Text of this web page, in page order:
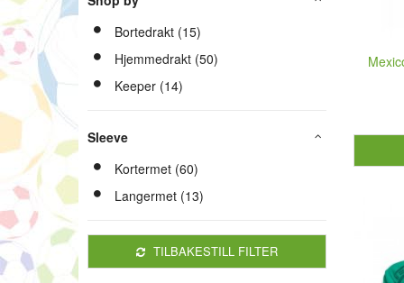
Bortedrakt (15)
Hjemmedrakt (50)
Keeper (14)
Sleeve
Kortermet (60)
Langermet (13)
TILBAKESTILL FILTER